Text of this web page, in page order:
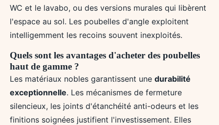
WC et le lavabo, ou des versions murales qui libèrent
l'espace au sol. Les poubelles d'angle exploitent
intelligemment les recoins souvent inexploités.
Quels sont les avantages d'acheter des poubelles
haut de gamme ?
Les matériaux nobles garantissent une durabilité
exceptionnelle. Les mécanismes de fermeture
silencieux, les joints d'étanchéité anti-odeurs et les
finitions soignées justifient l'investissement. Elles